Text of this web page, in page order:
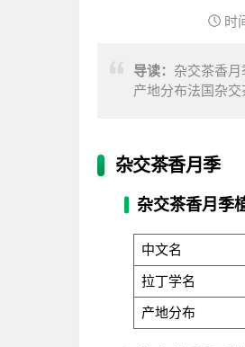
时
导读： 杂交茶香
产地分布法国杂
杂交茶香月季
杂交茶香月季
中文名
拉丁学名
产地分布